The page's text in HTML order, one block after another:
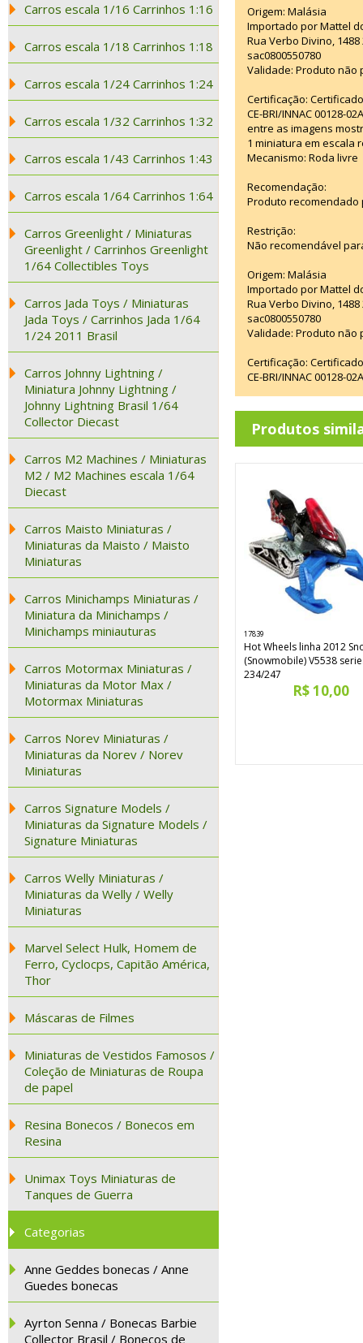
Carros escala 1/16 Carrinhos 1:16
Carros escala 1/18 Carrinhos 1:18
Carros escala 1/24 Carrinhos 1:24
Carros escala 1/32 Carrinhos 1:32
Carros escala 1/43 Carrinhos 1:43
Carros escala 1/64 Carrinhos 1:64
Carros Greenlight / Miniaturas
Greenlight / Carrinhos Greenlight
1/64 Collectibles Toys
Carros Jada Toys / Miniaturas
Jada Toys / Carrinhos Jada 1/64
1/24 2011 Brasil
Carros Johnny Lightning /
Miniatura Johnny Lightning /
Johnny Lightning Brasil 1/64
Collector Diecast
Carros M2 Machines / Miniaturas
M2 / M2 Machines escala 1/64
Diecast
Carros Maisto Miniaturas /
Miniaturas da Maisto / Maisto
Miniaturas
Carros Minichamps Miniaturas /
Miniatura da Minichamps /
Minichamps miniauturas
Carros Motormax Miniaturas /
Miniaturas da Motor Max /
Motormax Miniaturas
Carros Norev Miniaturas /
Miniaturas da Norev / Norev
Miniaturas
Carros Signature Models /
Miniaturas da Signature Models /
Signature Miniaturas
Carros Welly Miniaturas /
Miniaturas da Welly / Welly
Miniaturas
Marvel Select Hulk, Homem de
Ferro, Cyclocps, Capitão América,
Thor
Máscaras de Filmes
Miniaturas de Vestidos Famosos /
Coleção de Miniaturas de Roupa
de papel
Resina Bonecos / Bonecos em
Resina
Unimax Toys Miniaturas de
Tanques de Guerra
Categorias
Anne Geddes bonecas / Anne
Guedes bonecas
Ayrton Senna / Bonecas Barbie
Collector Brasil / Bonecos de
Origem: Malásia
Importado por Mattel
Rua Verbo Divino,
sac0800550780
Validade: Produto não
Certificação:
CE-BRI/INNAC 00128-
entre as imagens
1 miniatura em escala
Mecanismo: Roda livre
Recomendação:
Produto recomendado
Restrição:
Não recomendável
Origem: Malásia
Importado por Mattel
Rua Verbo Divino,
sac0800550780
Validade: Produto não
Certificação:
CE-BRI/INNAC 00128-
Produtos
17839
Hot Wheels linha 2012
(Snowmobile) V5538
234/247
R$ 10,00